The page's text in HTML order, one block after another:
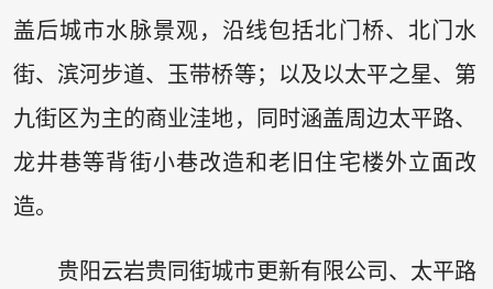
盖后城市水脉景观，沿线包括北门桥、北门水
街、滨河步道、玉带桥等；以及以太平之星、第
九街区为主的商业洼地，同时涵盖周边太平路、
龙井巷等背街小巷改造和老旧住宅楼外立面改
造。
贵阳云岩贵同街城市更新有限公司、太平路